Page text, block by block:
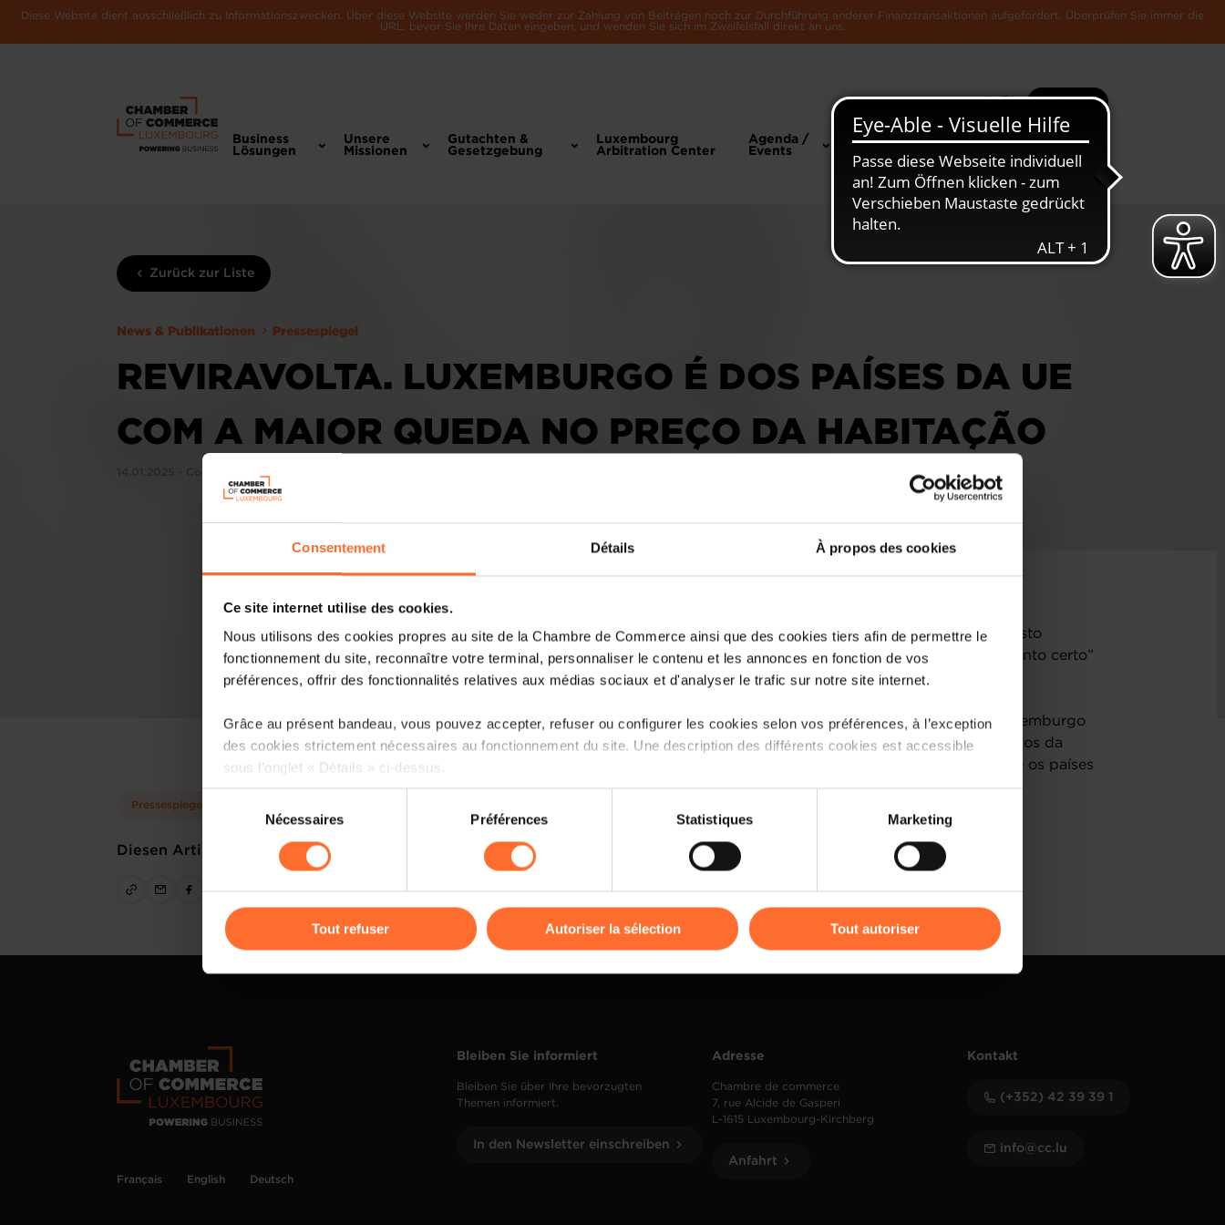
Consentement Détails À propos des cookies
Ce site internet utilise des cookies.
Nous utilisons des cookies propres au site de la Chambre de Commerce ainsi que des cookies tiers afin de permettre le
fonctionnement du site, reconnaître votre terminal, personnaliser le contenu et les annonces en fonction de vos
préférences, offrir des fonctionnalités relatives aux médias sociaux et d'analyser le trafic sur notre site internet.
Grâce au présent bandeau, vous pouvez accepter, refuser ou configurer les cookies selon vos préférences, à l’exception
des cookies strictement nécessaires au fonctionnement du site. Une description des différents cookies est accessible
sous l’onglet « Détails » ci-dessus.
Il est précisé que la navigation sur le site et certaines fonctionnalités (ex : lecture de vidéos, partage sur les réseaux
cas de refus de tous les cookies ou des cookies non nécessaires.
gauche de chaque page.
consentement
Nécessaires Préférences Statistiques Marketing
Tout refuser Autoriser la sélection Tout autoriser
Diese Website dient ausschließlich zu Informationszwecken. Über diese Website werden Sie weder zur Zahlung von Beiträgen noch zur Durchführung anderer Finanztransaktionen aufgefordert. Überprüfen Sie immer die
URL, bevor Sie Ihre Daten eingeben, und wenden Sie sich im Zweifelsfall direkt an uns.
Suche Mehr
Business
Lösungen
Unsere
Missionen
Gutachten &
Gesetzgebung
Luxembourg
Arbitration Center
Agenda /
Events
News &
Die Luxemburger
Zurück zur Liste
News & Publikationen Pressespiegel
REVIRAVOLTA. LUXEMBURGO É DOS PAÍSES DA UE
COM A MAIOR QUEDA NO PREÇO DA HABITAÇÃO
Pressespiegel
Diesen Artikel teilen
O Grão-Ducado foi o terceiro país da UE com a maior descida do custo
imobiliário no último ano. O que aconteceu e porque é este o “momento certo”
para comprar casa no país?
É uma reviravolta no mercado imobiliário. Nos últimos 13 anos, o Luxemburgo
foi dos países da União Europeia com os maiores aumentos dos preços da
habitação, mas nos dois últimos anos tudo mudou e agora está entre os países
onde o custo de uma casa mais baixou.
Français English Deutsch
Bleiben Sie informiert
Bleiben Sie über Ihre bevorzugten
Themen informiert.
In den Newsletter einschreiben
Adresse
Chambre de commerce
7, rue Alcide de Gasperi
L-1615 Luxembourg-Kirchberg
Anfahrt
Kontakt
(+352) 42 39 39 1
info@cc.lu